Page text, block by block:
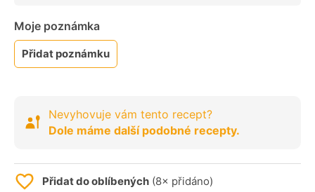
Moje poznámka
Přidat poznámku
Nevyhovuje vám tento recept?
Dole máme další podobné recepty.
Přidat do oblíbených (8× přidáno)